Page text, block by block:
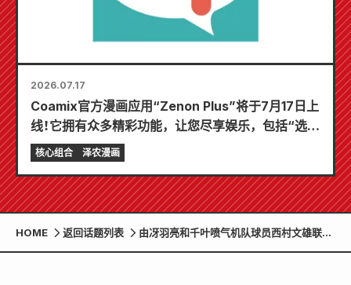
2026.07.17
Coamix官方漫画应用“Zenon Plus”将于7月17日上
线！它拥有众多精彩功能，让您尽享娱乐，包括“选择
您的第一个免费章节”和“每日更新”！
核心组合 泽农漫画
HOME 返回话题列表
由冴羽亮和千叶喷气机队球员西村文雄联名
推出的周边商品即将发售！